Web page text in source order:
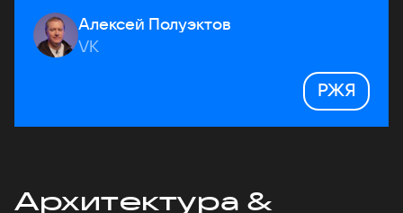
Алексей Полуэктов
VK
РЖЯ
Архитектура &